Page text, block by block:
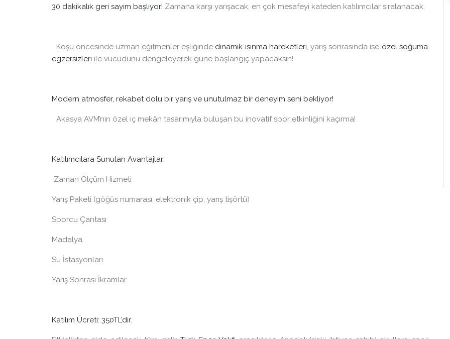
30 dakikalık geri sayım başlıyor! Zamana karşı yarışacak, en çok mesafeyi kateden katılımcılar sıralanacak.
Koşu öncesinde uzman eğitmenler eşliğinde dinamik ısınma hareketleri, yarış sonrasında ise özel soğuma
egzersizleri ile vücudunu dengeleyerek güne başlangıç yapacaksın!
Modern atmosfer, rekabet dolu bir yarış ve unutulmaz bir deneyim seni bekliyor!
Akasya AVM’nin özel iç mekân tasarımıyla buluşan bu inovatif spor etkinliğini kaçırma!
Katılımcılara Sunulan Avantajlar:
Zaman Ölçüm Hizmeti
Yarış Paketi (göğüs numarası, elektronik çip, yarış tişörtü)
Sporcu Çantası
Madalya
Su İstasyonları
Yarış Sonrası İkramlar
Katılım Ücreti: 350TL’dir.
Bosphorun Quarter Marathon Bebek
edilmektedir. Burada kendisi “Organizatör”
olarak adlandırılmıştır. Organizasyonda Plus
Keşfet
Anadolu Sigorta Bir Adım Daha